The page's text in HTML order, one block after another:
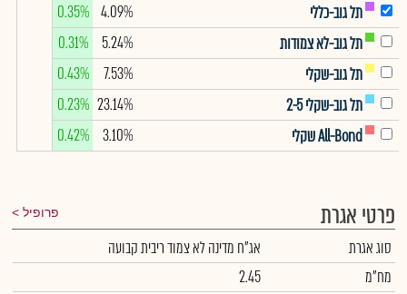
תל גוב-כללי
4.09%
0.35%
תל גוב-לא צמודות
5.24%
0.31%
תל גוב-שקלי
7.53%
0.43%
תל גוב-שקלי 2-5
23.14%
0.23%
All-Bond שקלי
3.10%
0.42%
פרטי אגרת פרופיל
סוג אגרת
אג"ח מדינה לא צמוד ריבית קבועה
מח"מ
2.45